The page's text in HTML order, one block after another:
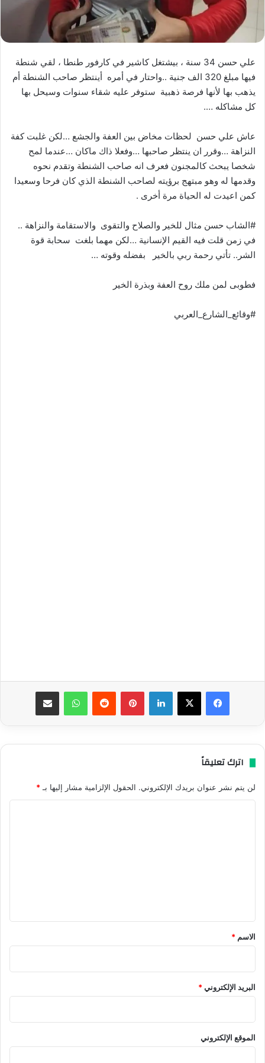
علي حسن 34 سنة ، بيشتغل كاشير في كارفور طنطا ، لقي شنطة
فيها مبلغ 320 الف جنية ..واحتار في أمره أينتظر صاحب الشنطة أم
يذهب بها لأنها فرصة ذهبية ستوفر عليه شقاء سنوات وسيحل بها
كل مشاكله ….
عاش علي حسن لحظات مخاض بين العفة والجشع …لكن غلبت كفة
النزاهة …وقرر ان ينتظر صاحبها …وفعلا ذاك ماكان …عندما لمح
شخصا يبحث كالمجنون فعرف انه صاحب الشنطة وتقدم نحوه
وقدمها له وهو مبتهج برؤيته لصاحب الشنطة الذي كان فرحا وسعيدا
كمن اعيدت له الحياة مرة أخرى .
#الشاب حسن مثال للخير والصلاح والتقوى والاستقامة والنزاهة ..
في زمن قلت فيه القيم الإنسانية …لكن مهما بلغت سحابة قوة
الشر.. تأتي رحمة ربي بالخير بفضله وقوته …
فطوبى لمن ملك روح العفة وبذرة الخير
#وقائع_الشارع_العربي
فيسبوك ‫X لينكدإن بينتيريست واتساب مشاركة عبر البريد
اترك تعليقاً
لن يتم نشر عنوان بريدك الإلكتروني. الحقول الإلزامية مشار إليها بـ *
*
الاسم *
البريد الإلكتروني*
الموقع الإلكتروني